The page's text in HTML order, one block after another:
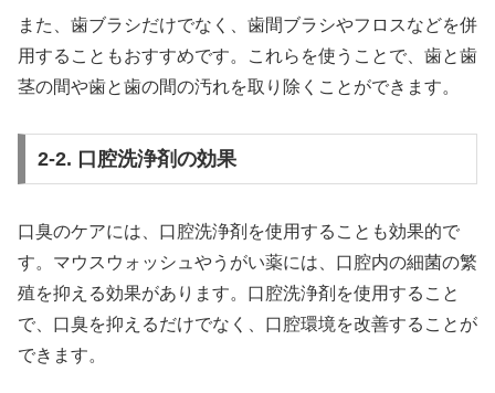
また、歯ブラシだけでなく、歯間ブラシやフロスなどを併
用することもおすすめです。これらを使うことで、歯と歯
茎の間や歯と歯の間の汚れを取り除くことができます。
2-2. 口腔洗浄剤の効果
口臭のケアには、口腔洗浄剤を使用することも効果的で
す。マウスウォッシュやうがい薬には、口腔内の細菌の繁
殖を抑える効果があります。口腔洗浄剤を使用すること
で、口臭を抑えるだけでなく、口腔環境を改善することが
できます。